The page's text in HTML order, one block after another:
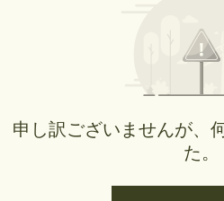
申し訳ございませんが、
た。